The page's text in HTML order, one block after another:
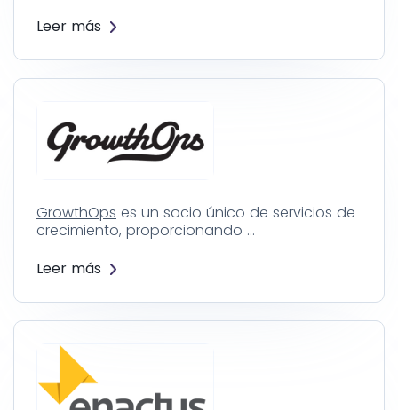
Leer más
GrowthOps es un socio único de servicios de
crecimiento, proporcionando …
Leer más